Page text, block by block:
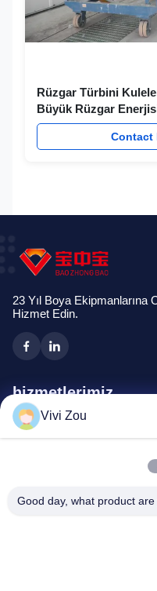
Rüzgar Türbini
Büyük Rüzgar
Odası
Contact
23 Yıl Boya Ekipmanlarına
Hizmet Edin.
hizmetlerimiz
Araç Boyama Üretim Hattı
Kamyon Boya Kabini
Vivi Zou
Good day, what product